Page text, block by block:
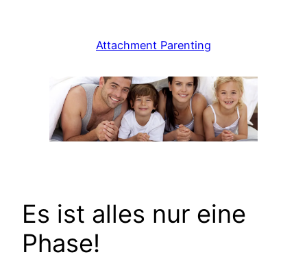
Attachment Parenting
Es ist alles nur eine
Phase!